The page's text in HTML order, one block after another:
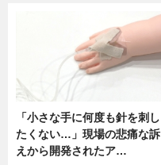
「小さな手に何度も針を刺し
たくない…」現場の悲痛な訴
えから開発されたア…